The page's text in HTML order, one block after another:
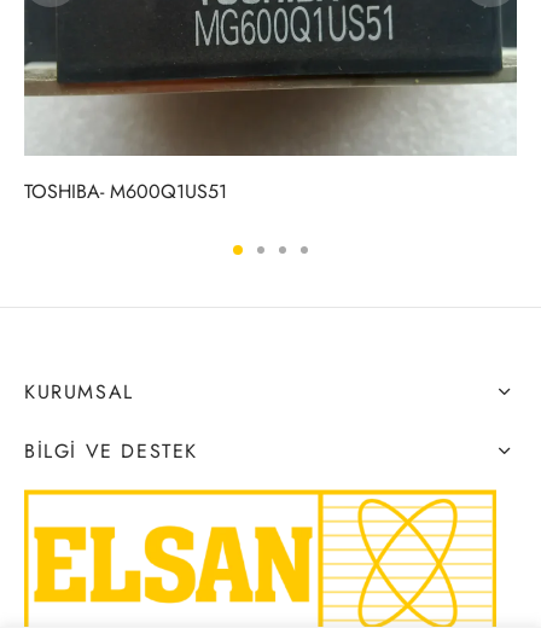
TOSHIBA- M600Q1US51
KURUMSAL
BILGI VE DESTEK